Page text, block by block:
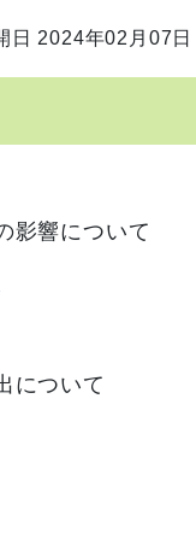
日 2024年02月07日
影響について
について